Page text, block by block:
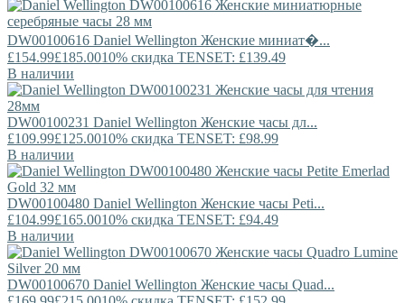
DW00100616 Daniel Wellington Женские миниат�...
£154.99£185.0010% скидка TENSET: £139.49
В наличии
DW00100231 Daniel Wellington Женские часы дл...
£109.99£125.0010% скидка TENSET: £98.99
В наличии
DW00100480 Daniel Wellington Женские часы Peti...
£104.99£165.0010% скидка TENSET: £94.49
В наличии
DW00100670 Daniel Wellington Женские часы Quad...